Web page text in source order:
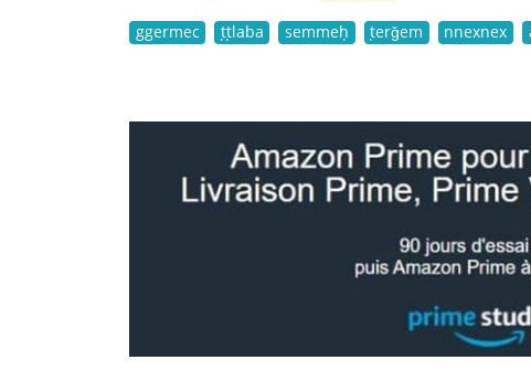
ggermec ṭṭlaba semmeḥ ṭerǧem nnexnex